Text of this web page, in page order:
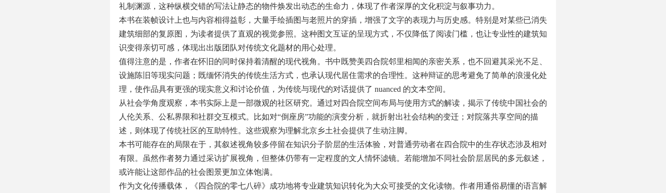
礼制渊源，这种纵横交错的写法让静态的物件焕发出动态的生命力，体现了作者深厚的文化积淀与叙事功力。
本书在装帧设计上也与内容相得益彰，大量手绘插图与老照片的穿插，增强了文字的表现力与历史感。特别是对某些已消失
建筑细部的复原图，为读者提供了直观的视觉参照。这种图文互证的呈现方式，不仅降低了阅读门槛，也让专业性的建筑知
识变得亲切可感，体现出出版团队对传统文化题材的用心处理。
值得注意的是，作者在怀旧的同时保持着清醒的现代视角。书中既赞美四合院邻里相闻的亲密关系，也不回避其采光不足、
设施陈旧等现实问题；既缅怀消失的传统生活方式，也承认现代居住需求的合理性。这种辩证的思考避免了简单的浪漫化处
理，使作品具有更强的现实意义和讨论价值，为传统与现代的对话提供了 nuanced 的文本空间。
从社会学角度观察，本书实际上是一部微观的社区研究。通过对四合院空间布局与使用方式的解读，揭示了传统中国社会的
人伦关系、公私界限和社群交互模式。比如对“倒座房”功能的演变分析，就折射出社会结构的变迁；对院落共享空间的描
述，则体现了传统社区的互助特性。这些观察为理解北京乡土社会提供了生动注脚。
本书可能存在的局限在于，其叙述视角较多停留在知识分子阶层的生活体验，对普通劳动者在四合院中的生存状态涉及相对
有限。虽然作者努力通过采访扩展视角，但整体仍带有一定程度的文人情怀滤镜。若能增加不同社会阶层居民的多元叙述，
或许能让这部作品的社会图景更加立体饱满。
作为文化传播载体，《四合院的零七八碎》成功地将专业建筑知识转化为大众可接受的文化读物。作者用通俗易懂的语言解